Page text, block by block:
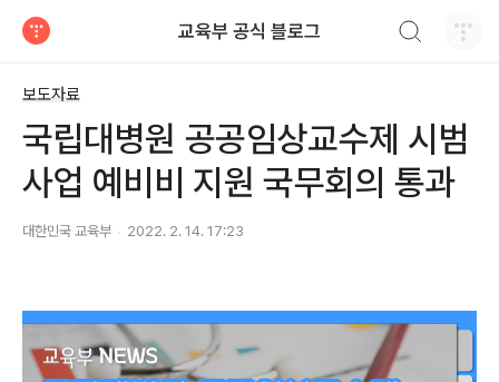
교육부 공식 블로그
보도자료
국립대병원 공공임상교수제 시범
사업 예비비 지원 국무회의 통과
대한민국 교육부 2022. 2. 14. 17:23